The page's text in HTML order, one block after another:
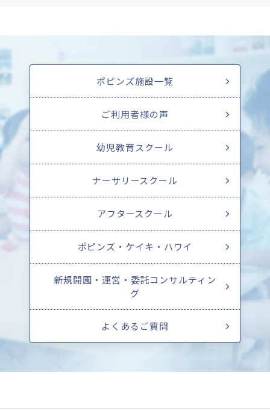
ポピンズ施設一覧
ご利用者様の声
幼児教育スクール
ナーサリースクール
アフタースクール
ポピンズ・ケイキ・ハワイ
新規開園・運営・委託コンサルティン
グ
よくあるご質問